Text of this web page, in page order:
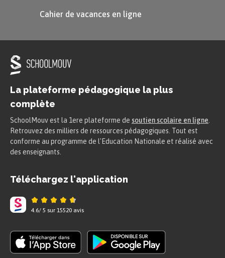
Cahier de vacances en ligne
La plateforme pédagogique la plus
complète
SchoolMouv est la 1ere plateforme de soutien scolaire en ligne
Retrouvez des milliers de ressources pédagogiques. Tout est
conforme au programme de l'Education Nationale et réalisé avec
des enseignants.
Téléchargez l'application
4.6/ 5 sur 15520 avis